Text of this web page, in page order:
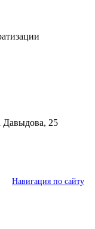
Давыдова, 25
Навигация по сайту